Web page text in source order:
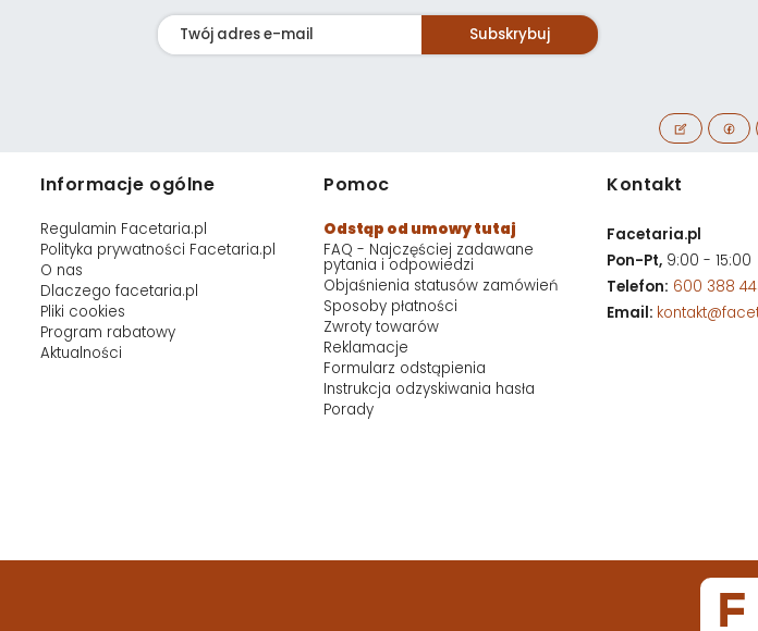
Subskrybuj
Informacje ogólne
Regulamin Facetaria.pl
Polityka prywatności Facetaria.pl
O nas
Dlaczego facetaria.pl
Pliki cookies
Program rabatowy
Aktualności
Pomoc
Odstąp od umowy tutaj
FAQ - Najczęściej zadawane
pytania i odpowiedzi
Objaśnienia statusów zamówień
Sposoby płatności
Zwroty towarów
Reklamacje
Formularz odstąpienia
Instrukcja odzyskiwania hasła
Porady
Kontakt
Facetaria.pl
Pon-Pt, 9:00 - 15:00
Telefon: 600 388
Email: